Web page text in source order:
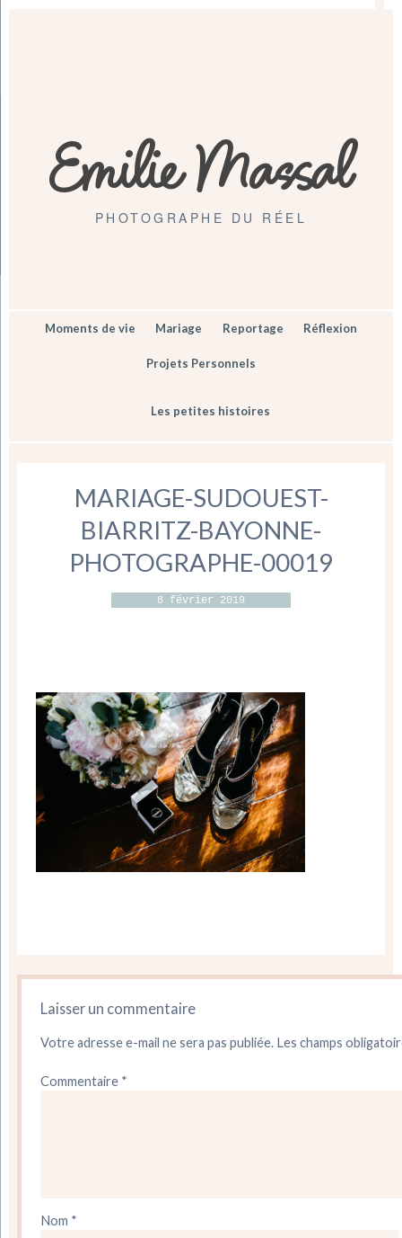
Emilie Massal
PHOTOGRAPHE DU RÉEL
Moments de vie Mariage Reportage Réflexion
Projets Personnels
Les petites histoires
MARIAGE-SUDOUEST-
BIARRITZ-BAYONNE-
PHOTOGRAPHE-00019
8 février 2019
Laisser un commentaire
Votre adresse e-mail ne sera pas publiée. Les champs
Commentaire *
Nom *